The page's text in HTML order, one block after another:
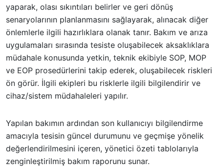
yaparak, olası sıkıntıları belirler ve geri dönüş
senaryolarının planlanmasını sağlayarak, alınacak diğer
önlemlerle ilgili hazırlıklara olanak tanır. Bakım ve arıza
uygulamaları sırasında tesiste oluşabilecek aksaklıklara
müdahale konusunda yetkin, teknik ekibiyle SOP, MOP
ve EOP prosedürlerini takip ederek, oluşabilecek riskleri
ön görür. İlgili ekipleri bu risklerle ilgili bilgilendirir ve
cihaz/sistem müdahaleleri yapılır.
Yapılan bakımın ardından son kullanıcıyı bilgilendirme
amacıyla tesisin güncel durumunu ve geçmişe yönelik
değerlendirilmesini içeren, yönetici özeti tablolarıyla
zenginleştirilmiş bakım raporunu sunar.